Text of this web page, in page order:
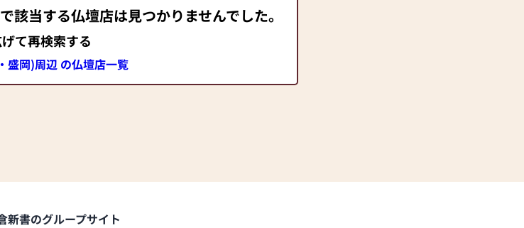
該当する仏壇店は見つかりませんでした。
て再検索する
盛岡)周辺 の仏壇店一覧
新書のグループサイト